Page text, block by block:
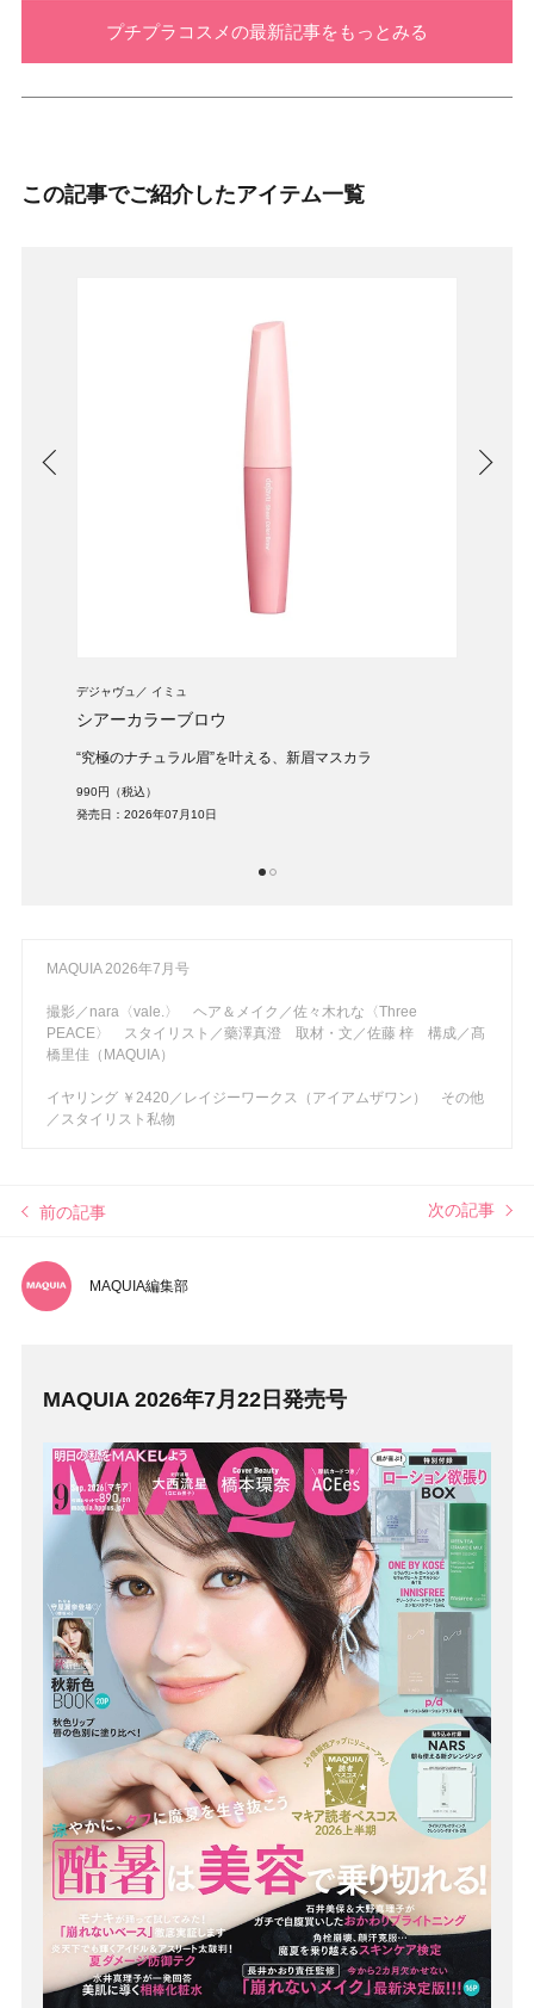
プチプラコスメの最新記事をもっとみる
この記事でご紹介したアイテム一覧
デジャヴュ イミュ
シアーカラーブロウ
“究極のナチュラル眉”を叶える、新眉マスカラ
990円（税込）
発売日：2026年07月10日
MAQUIA 2026年7月号
撮影／nara〈vale.〉 ヘア＆メイク／佐々木れな〈Three
PEACE〉 スタイリスト／藥澤真澄 取材・文／佐藤 梓 構成／髙
橋里佳（MAQUIA）
イヤリング ￥2420／レイジーワークス（アイアムザワン） その他
／スタイリスト私物
前の記事 次の記事
MAQUIA編集部
MAQUIA 2026年7月22日発売号